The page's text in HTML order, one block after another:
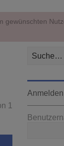
gewünschten
1
Anmelden